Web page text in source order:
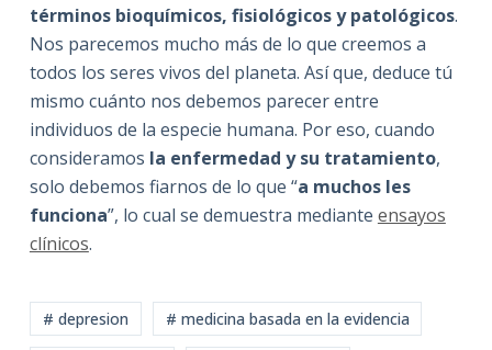
términos bioquímicos, fisiológicos y patológicos.
Nos parecemos mucho más de lo que creemos a
todos los seres vivos del planeta. Así que, deduce tú
mismo cuánto nos debemos parecer entre
individuos de la especie humana. Por eso, cuando
consideramos la enfermedad y su tratamiento,
solo debemos fiarnos de lo que “a muchos les
funciona”, lo cual se demuestra mediante ensayos
clínicos.
# depresion # medicina basada en la evidencia